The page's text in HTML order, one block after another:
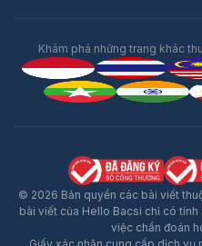
Khám phá những trang khác
© 2026 Bản quyền các bài viết
bài viết của Hello Bacsi chỉ có
việc chẩn đoán